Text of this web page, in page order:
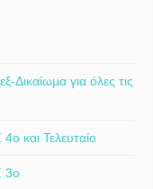
για όλες τις
και Τελευταίο
3ο